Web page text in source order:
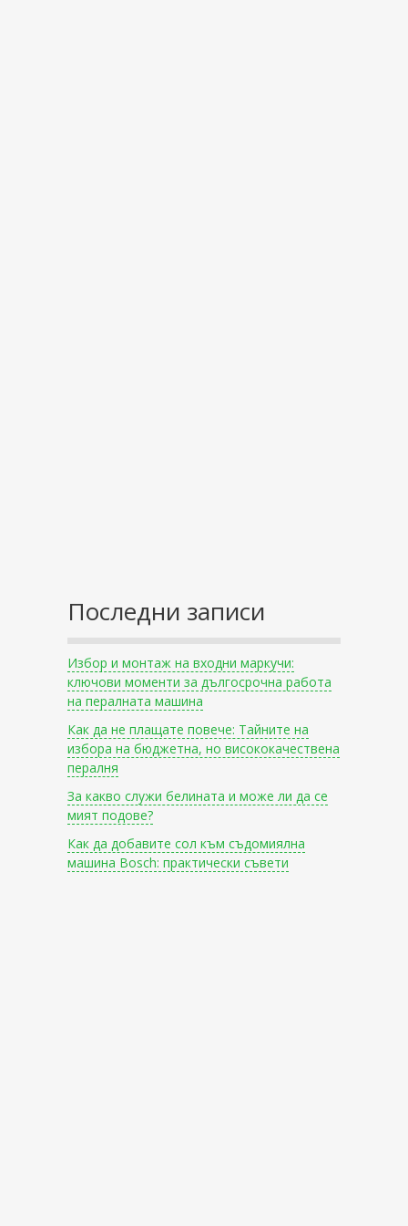
Последни записи
Избор и монтаж на входни маркучи:
ключови моменти за дългосрочна работа
на пералната машина
Как да не плащате повече: Тайните на
избора на бюджетна, но висококачествена
пералня
За какво служи белината и може ли да се
мият подове?
Как да добавите сол към съдомиялна
машина Bosch: практически съвети